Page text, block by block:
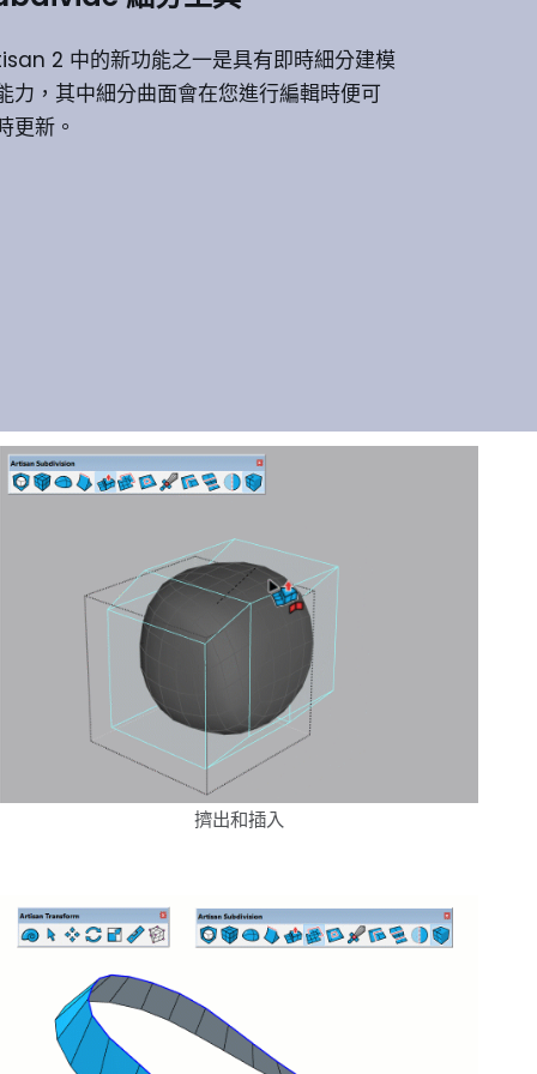
2 中的新功能之一是具有即時細分建模
力，其中細分曲面會在您進行編輯時便可
更新。
擠出和插入